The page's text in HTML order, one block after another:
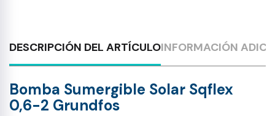
DESCRIPCIÓN DEL ARTÍCULOINFORMACIÓN
Bomba Sumergible Solar Sqflex
0,6-2 Grundfos